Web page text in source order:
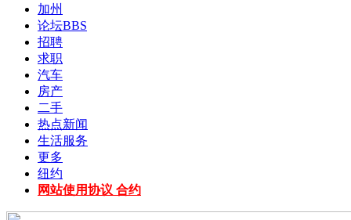
加州
论坛BBS
招聘
求职
汽车
房产
二手
热点新闻
生活服务
更多
纽约
网站使用协议 合约